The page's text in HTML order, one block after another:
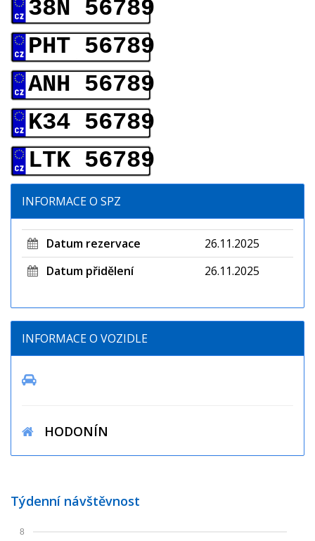
38N 56789
PHT 56789
ANH 56789
K34 56789
LTK 56789
INFORMACE O SPZ
Datum rezervace
26.11.2025
Datum přidělení
26.11.2025
INFORMACE O VOZIDLE
HODONÍN
Týdenní návštěvnost
8